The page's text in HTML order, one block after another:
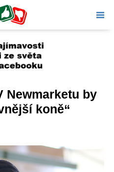
Newmarketu by
koně“